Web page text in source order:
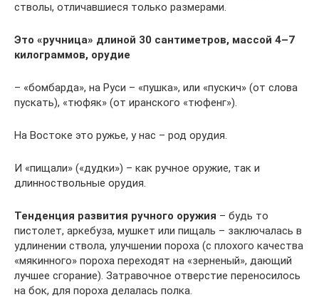
стволы, отличавшиеся только размерами.
Это «ручница» длиной 30 сантиметров, массой 4–7
килограммов, орудие
– «бомбарда», на Руси – «пушка», или «пускич» (от слова
пускать), «тюфяк» (от иранского «тюфенг»).
На Востоке это ружье, у нас – род орудия.
И «пищали» («дудки») – как ручное оружие, так и
длинноствольные орудия.
Тенденция развития ручного оружия – будь то
пистолет, аркебуза, мушкет или пищаль – заключалась в
удлинении ствола, улучшении пороха (с плохого качества
«мякинного» пороха переходят на «зерненый», дающий
лучшее сгорание). Затравочное отверстие переносилось
на бок, для пороха делалась полка.